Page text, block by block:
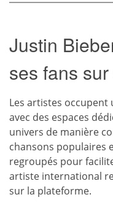
Justin
ses fans
Les artistes occupent
avec des espaces
univers de manière
chansons populaires
regroupés pour
artiste international
sur la plateforme.